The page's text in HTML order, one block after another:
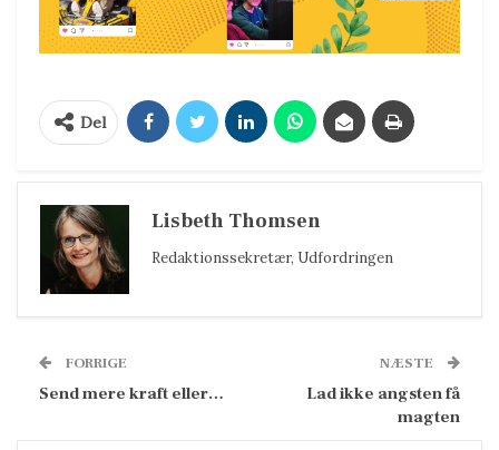
Del
Lisbeth Thomsen
Redaktionssekretær, Udfordringen
FORRIGE
Send mere kraft eller…
NÆSTE
Lad ikke angsten få
magten